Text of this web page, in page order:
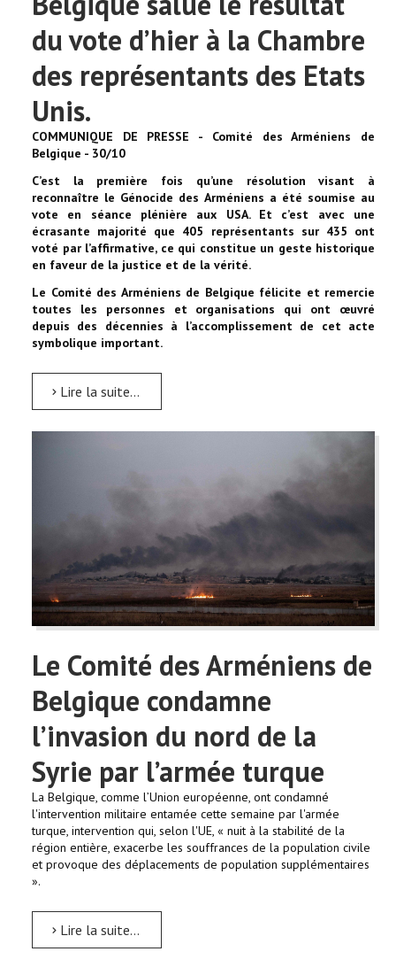
du vote d’hier à la Chambre
des représentants des Etats
Unis.
COMMUNIQUE DE PRESSE - Comité des Arméniens de
Belgique - 30/10
C’est la première fois qu’une résolution visant à
reconnaître le Génocide des Arméniens a été soumise au
vote en séance plénière aux USA. Et c’est avec une
écrasante majorité que 405 représentants sur 435 ont
voté par l’affirmative, ce qui constitue un geste historique
en faveur de la justice et de la vérité.
Le Comité des Arméniens de Belgique félicite et remercie
toutes les personnes et organisations qui ont œuvré
depuis des décennies à l’accomplissement de cet acte
symbolique important.
Lire la suite...
Le Comité des Arméniens de
Belgique condamne
l’invasion du nord de la
Syrie par l’armée turque
La Belgique, comme l’Union européenne, ont condamné
l'intervention militaire entamée cette semaine par l'armée
turque, intervention qui, selon l'UE, « nuit à la stabilité de la
région entière, exacerbe les souffrances de la population civile
et provoque des déplacements de population supplémentaires
».
Lire la suite...